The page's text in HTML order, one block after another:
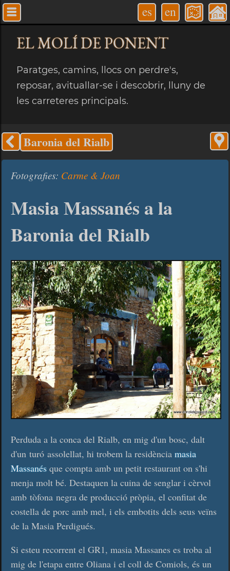
es en
EL MOLÍDE PONENT
Paratges, camins, llocs on perdre's,
reposar, avituallar-se i descobrir, lluny de
les carreteres principals.
Baronia del Rialb
Fotografies: Carme & Joan
Masia Massanés a la
Baronia del Rialb
Perduda a la conca del Rialb, en mig d'un bosc, dalt
d'un turó assolellat, hi trobem la residència masia
Massanés que compta amb un petit restaurant on s'hi
menja molt bé. Destaquen la cuina de senglar i cèrvol
amb tòfona negra de producció pròpia, el confitat de
costella de porc amb mel, i els embotits dels seus veïns
de la Masia Perdigués.
Si esteu recorrent el GR1, masia Massanes es troba al
mig de l'etapa entre Oliana i el coll de Comiols, és un